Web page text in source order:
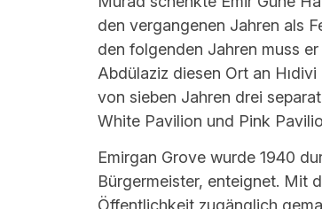
den vergangenen Jahren als
den folgenden Jahren muss
Abdülaziz diesen Ort an
von sieben Jahren drei
White Pavilion und Pink
Emirgan Grove wurde 1940
Bürgermeister, enteignet. Mit